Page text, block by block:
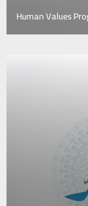
Human Values